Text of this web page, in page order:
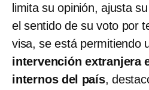
limita su opinión, ajusta
el sentido de su voto por
visa, se está permitiendo
intervención extranjera
internos del país,